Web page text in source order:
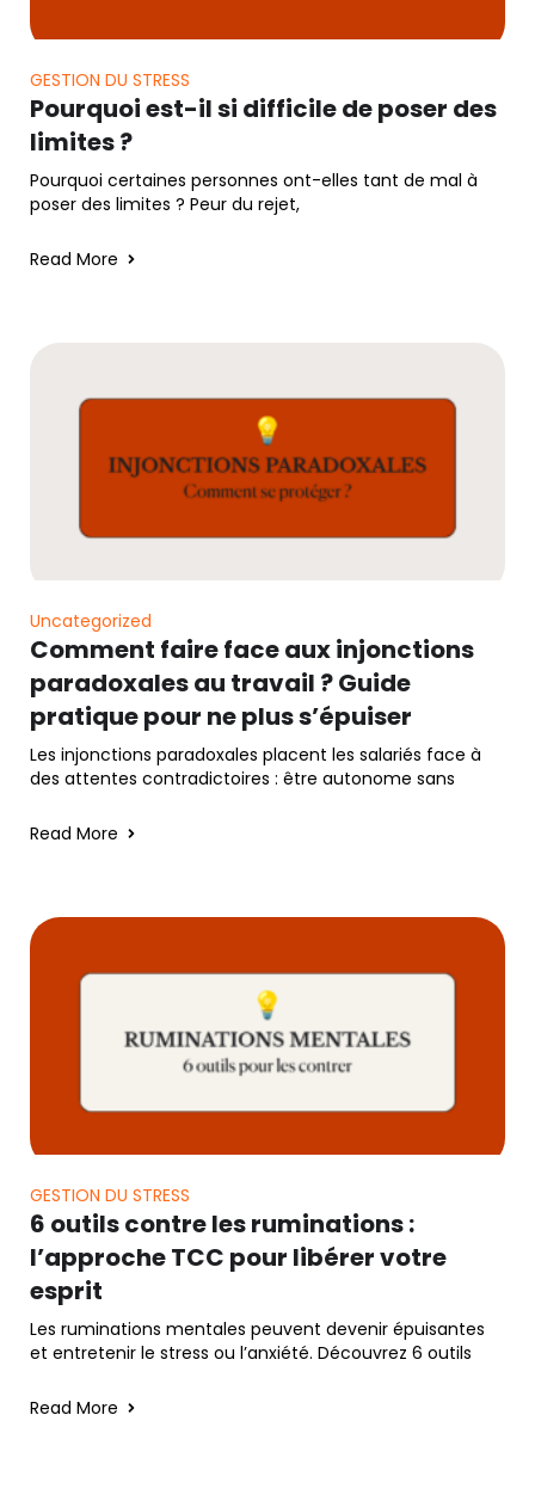
GESTION DU STRESS
Pourquoi est-il si difficile de poser des
limites ?
Pourquoi certaines personnes ont-elles tant de mal à
poser des limites ? Peur du rejet,
Read More
Uncategorized
Comment faire face aux injonctions
paradoxales au travail ? Guide
pratique pour ne plus s’épuiser
Les injonctions paradoxales placent les salariés face à
des attentes contradictoires : être autonome sans
Read More
GESTION DU STRESS
6 outils contre les ruminations :
l’approche TCC pour libérer votre
esprit
Les ruminations mentales peuvent devenir épuisantes
et entretenir le stress ou l’anxiété. Découvrez 6 outils
Read More